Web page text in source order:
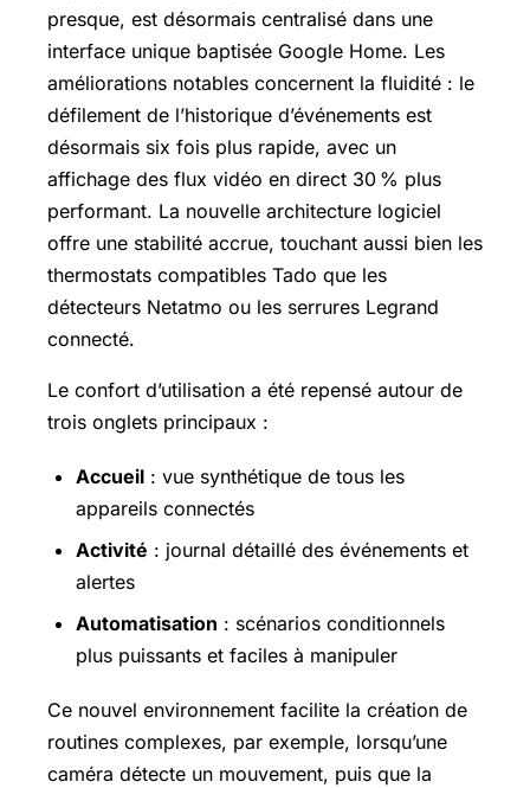
presque, est désormais centralisé dans une
interface unique baptisée Google Home. Les
améliorations notables concernent la fluidité : le
défilement de l’historique d’événements est
désormais six fois plus rapide, avec un
affichage des flux vidéo en direct 30 % plus
performant. La nouvelle architecture logiciel
offre une stabilité accrue, touchant aussi bien les
thermostats compatibles Tado que les
détecteurs Netatmo ou les serrures Legrand
connecté.
Le confort d’utilisation a été repensé autour de
trois onglets principaux :
Accueil : vue synthétique de tous les
appareils connectés
Activité : journal détaillé des événements et
alertes
Automatisation : scénarios conditionnels
plus puissants et faciles à manipuler
Ce nouvel environnement facilite la création de
routines complexes, par exemple, lorsqu’une
caméra détecte un mouvement, puis que la